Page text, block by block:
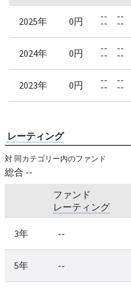
2025年 0円 --
--
--
--
2024年 0円 --
--
--
--
2023年 0円 --
--
--
--
レーティング
対 同カテゴリー内のファンド
総合 --
ファンド
レーティング
3年 --
5年 --